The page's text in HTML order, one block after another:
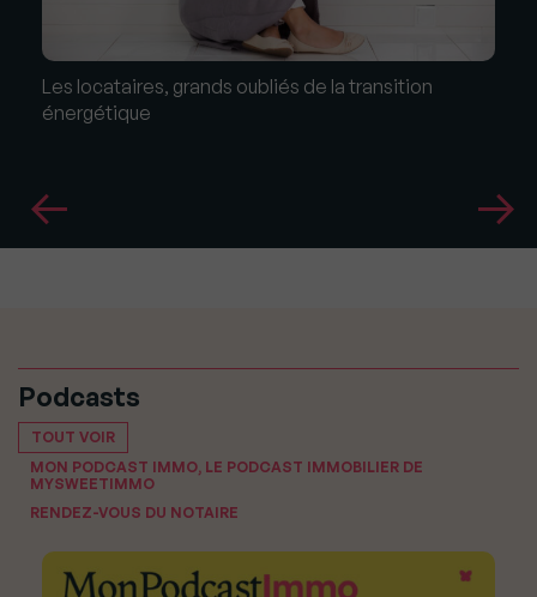
Les locataires, grands oubliés de la transition
énergétique
Podcasts
TOUT VOIR
MON PODCAST IMMO, LE PODCAST IMMOBILIER DE
MYSWEETIMMO
RENDEZ-VOUS DU NOTAIRE